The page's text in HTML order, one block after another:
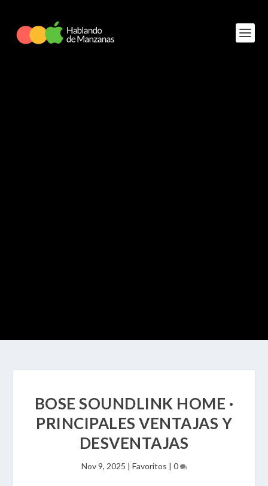
BOSE SOUNDLINK HOME ·
PRINCIPALES VENTAJAS Y
DESVENTAJAS
Nov 9, 2025 | Favoritos | 0